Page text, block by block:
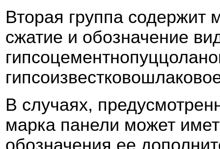
Вторая группа содержит
сжатие и обозначение
В случаях,
марка панели может
обозначения ее